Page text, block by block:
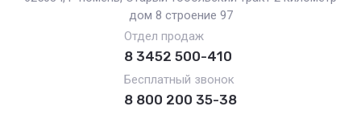
дом 8 строение 97
Отдел продаж
8 3452 500-410
Бесплатный звонок
8 800 200 35-38